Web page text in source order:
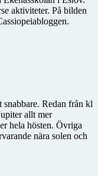
aktiviteter. På bilden
Redan från kl
allt mer
hela hösten. Övriga
nära solen och